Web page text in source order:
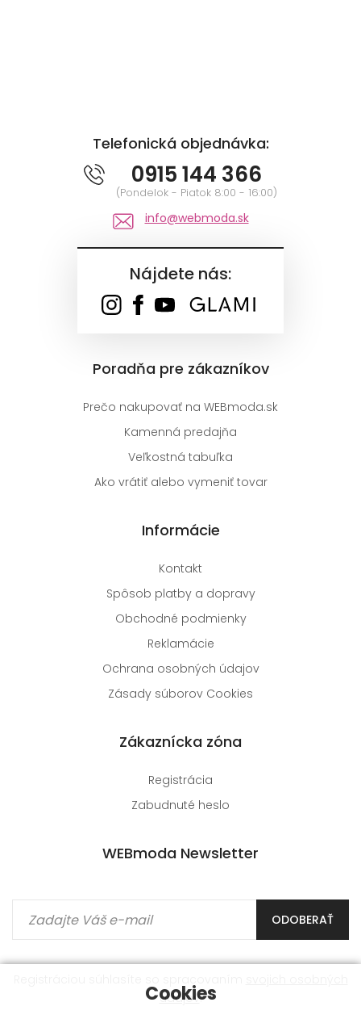
Telefonická objednávka:
0915 144 366
(Pondelok - Piatok 8:00 - 16:00)
info@webmoda.sk
Nájdete nás:
Poradňa pre zákazníkov
Prečo nakupovať na WEBmoda.sk
Kamenná predajňa
Veľkostná tabuľka
Ako vrátiť alebo vymeniť tovar
Informácie
Kontakt
Spôsob platby a dopravy
Obchodné podmienky
Reklamácie
Ochrana osobných údajov
Zásady súborov Cookies
Zákaznícka zóna
Registrácia
Zabudnuté heslo
WEBmoda Newsletter
ODOBERAŤ
údajov.
Cookies